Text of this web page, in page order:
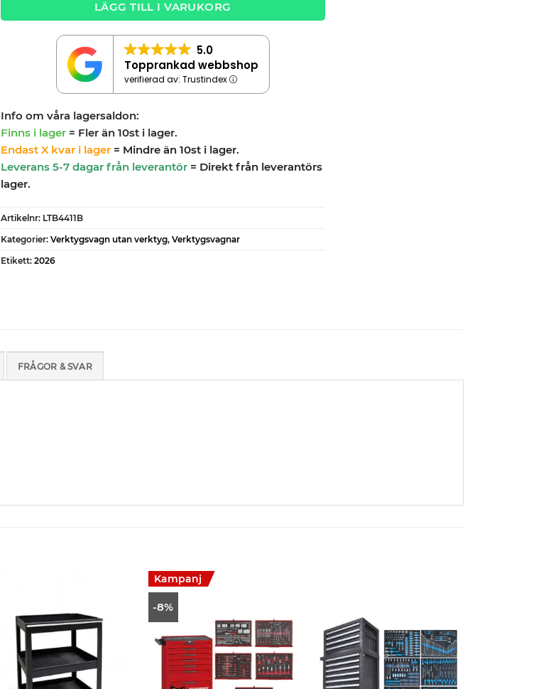
LÄGG TILL I VARUKORG
5.0
Topprankad webbshop
verifierad av: Trustindex
Info om våra lagersaldon:
Finns i lager = Fler än 10st i lager.
Endast X kvar i lager = Mindre än 10st i lager.
Leverans 5-7 dagar från leverantör= Direkt från leverantörs
lager.
Artikelnr: LTB4411B
Kategorier: Verktygsvagn utan verktyg, Verktygsvagnar
Etikett: 2026
FRÅGOR & SVAR
-8%
Kampanj